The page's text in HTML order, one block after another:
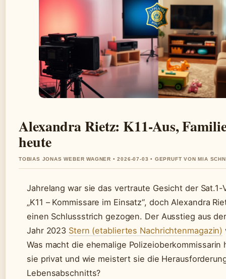
Alexandra Rietz: K11-Aus,
heute
TOBIAS JONAS WEBER WAGNER • 2026-07-03 • GEPRUFT VON MIA
Jahrelang war sie das vertraute Gesicht der Sat.1-
„K11 – Kommissare im Einsatz“, doch Alexandra
einen Schlussstrich gezogen. Der Ausstieg aus
Jahr 2023 Stern (etabliertes Nachrichtenmagazin)
Was macht die ehemalige Polizeioberkommissarin
sie privat und wie meistert sie die
Lebensabschnitts?